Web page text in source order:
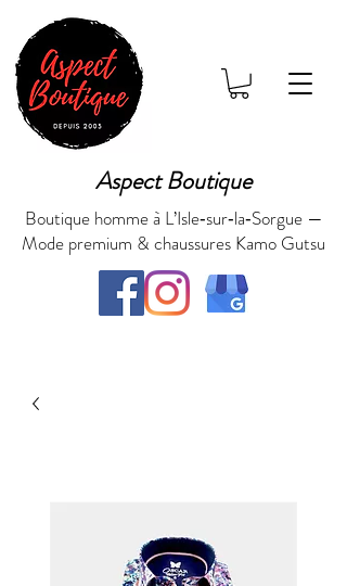
Aspect Boutique
Boutique homme à L’Isle‑sur‑la‑Sorgue —
Mode premium & chaussures Kamo Gutsu